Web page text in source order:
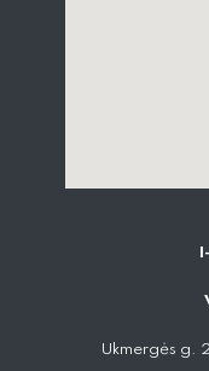
Ukmergės g.